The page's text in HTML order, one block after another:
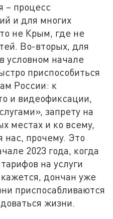
– процесс
и для многих
не Крым, где не
Во-вторых, для
условном начале
приспособиться
России: к
и видеофиксации,
запрету на
местах и ко всему,
нас, прочему. Это
2023 года, когда
на услуги
дончан уже
приспосабливаются
жизни.